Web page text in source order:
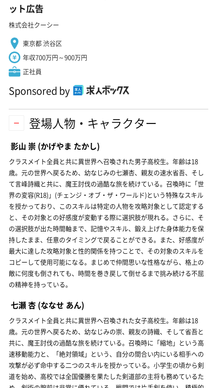
ット広告
株式会社クーシー
東京都 渋谷区
年収700万円～900万円
正社員
Sponsored by
登場人物・キャラクター
影山 崇 (かげやま たかし)
クラスメイト全員と共に異世界へ召喚された男子高校生。年齢は18
歳。元の世界へ戻るため、幼なじみの七瀬杏、親友の速水省吾、そし
て言峰詩織と共に、魔王討伐の過酷な旅を続けている。召喚時に「世
界の変容(R18)」(チェンジ・オブ・ザ・ワールド)という特殊なスキル
を授かっており、このスキルは特定の人物を攻略対象として認定する
と、その対象との好感度が変動する際に選択肢が現れる。さらに、そ
の選択肢が出た時間軸まで、記憶やスキル、鍛え上げた身体能力を保
持したまま、任意のタイミングで戻ることができる。また、好感度が
最大に達した攻略対象と性的関係を持つことで、その対象のスキルを
コピーして使用可能になる。まじめで仲間思いな性格ながら、格上の
敵に何度も倒されても、時間を巻き戻して倒せるまで挑み続ける不屈
の精神を持っている。
七瀬 杏 (ななせ あん)
クラスメイト全員と共に異世界へ召喚された女子高校生。年齢は18
歳。元の世界へ戻るため、幼なじみの崇、親友の詩織、そして省吾と
共に、魔王討伐の過酷な旅を続けている。召喚時に「縮地」という高
速移動能力と、「絶対領域」という、自分の間合い内にいる相手への
攻撃が必ず命中する二つのスキルを授かっている。小学生の頃から剣
道を始め、高校では全国優勝を果たした剣道部の主将も務めているた